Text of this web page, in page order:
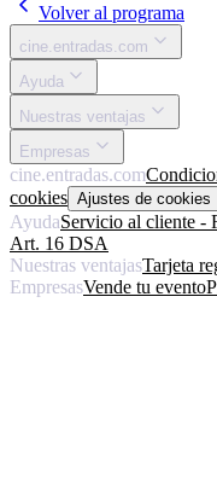
Volver al programa
cine.entradas.com
Ayuda
Nuestras ventajas
Empresas
cine.entradas.com
cookies Ajustes de cookies
AyudaServicio al cliente -
Art. 16 DSA
Nuestras ventajasTarjeta
EmpresasVende tu evento